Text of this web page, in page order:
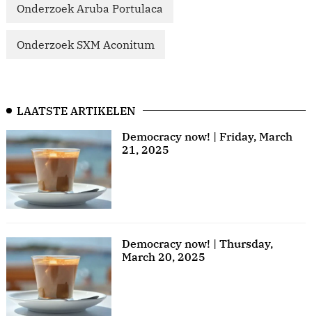
Onderzoek Aruba Portulaca
Onderzoek SXM Aconitum
LAATSTE ARTIKELEN
Democracy now! | Friday, March
21, 2025
Democracy now! | Thursday,
March 20, 2025